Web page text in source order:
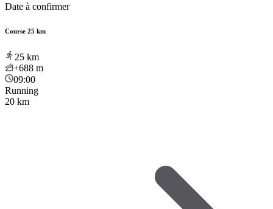
Date à confirmer
Course 25 km
25 km
+688 m
09:00
Running
20 km